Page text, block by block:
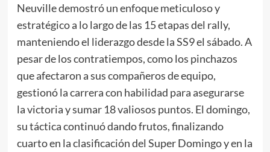
Neuville demostró un enfoque meticuloso y
estratégico a lo largo de las 15 etapas del rally,
manteniendo el liderazgo desde la SS9 el sábado. A
pesar de los contratiempos, como los pinchazos
que afectaron a sus compañeros de equipo,
gestionó la carrera con habilidad para asegurarse
la victoria y sumar 18 valiosos puntos. El domingo,
su táctica continuó dando frutos, finalizando
cuarto en la clasificación del Super Domingo y en la